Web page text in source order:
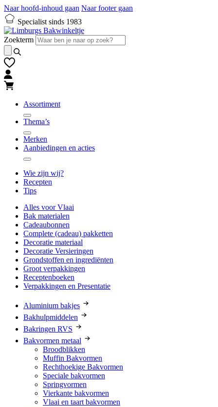
Naar hoofd-inhoud gaan Naar footer gaan
Specialist sinds 1983
Zoekterm
Assortiment
Thema’s
Merken
Aanbiedingen en acties
Wie zijn wij?
Recepten
Tips
Alles voor Vlaai
Bak materialen
Cadeaubonnen
Complete (cadeau) pakketten
Decoratie materiaal
Decoratie Versieringen
Grondstoffen en ingrediënten
Groot verpakkingen
Receptenboeken
Verpakkingen en Presentatie
Aluminium bakjes
Bakhulpmiddelen
Bakringen RVS
Bakvormen metaal
Broodblikken
Muffin Bakvormen
Rechthoekige Bakvormen
Speciale bakvormen
Springvormen
Vierkante bakvormen
Vlaai en taart bakvormen